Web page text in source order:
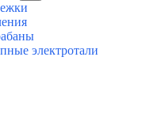
электротали